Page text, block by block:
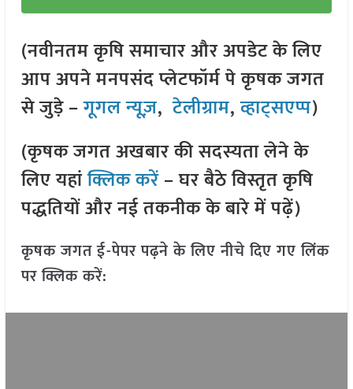
(नवीनतम कृषि समाचार और अपडेट के लिए
आप अपने मनपसंद प्लेटफॉर्म पे कृषक जगत
से जुड़े –गूगल न्यूज़,टेलीग्राम,व्हाट्सएप्प)
(कृषक जगत अखबार की सदस्यता लेने के
लिए यहांक्लिक करें– घर बैठे विस्तृत कृषि
पद्धतियों और नई तकनीक के बारे में पढ़ें)
कृषक जगत ई-पेपर पढ़ने के लिए नीचे दिए गए लिंक
पर क्लिक करें: